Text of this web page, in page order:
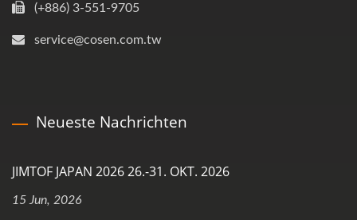
(+886) 3-551-9705
service@cosen.com.tw
Neueste Nachrichten
JIMTOF JAPAN 2026 26.-31. OKT. 2026
15 Jun, 2026